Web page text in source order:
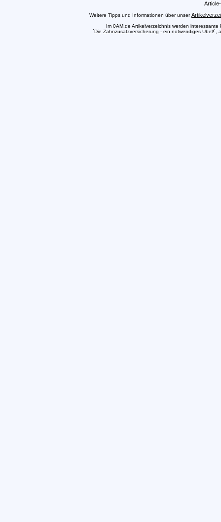
Weitere Tipps und Informationen über unser
Im 0AM.de Artikelverzeichnis werden
`Die Zahnzusatzversicherung - ein notwendiges